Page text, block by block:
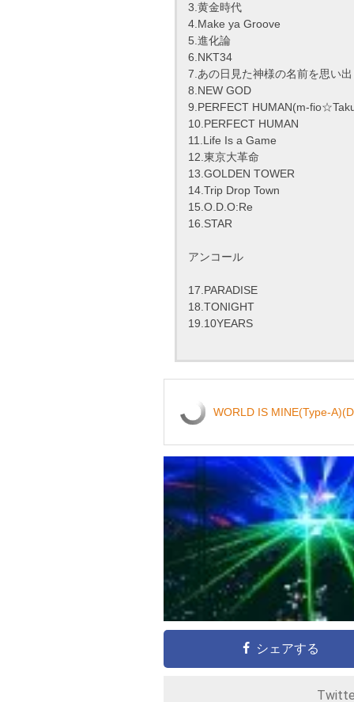
3.黄金時代
4.Make ya Groove
5.進化論
6.NKT34
7.あの日見た神様の名前を思い
8.NEW GOD
9.PERFECT HUMAN(m-
10.PERFECT HUMAN
11.Life Is a Game
12.東京大革命
13.GOLDEN TOWER
14.Trip Drop Town
15.O.D.O:Re
16.STAR
アンコール
17.PARADISE
18.TONIGHT
19.10YEARS
WORLD IS MINE(Type-
シェアする